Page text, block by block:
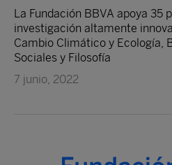
La Fundación BBVA apoya 35
investigación altamente
Cambio Climático y Ecología,
Sociales y Filosofía
7 junio, 2022